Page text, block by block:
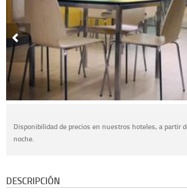
Disponibilidad de precios en nuestros hoteles, a partir
noche.
DESCRIPCIÓN